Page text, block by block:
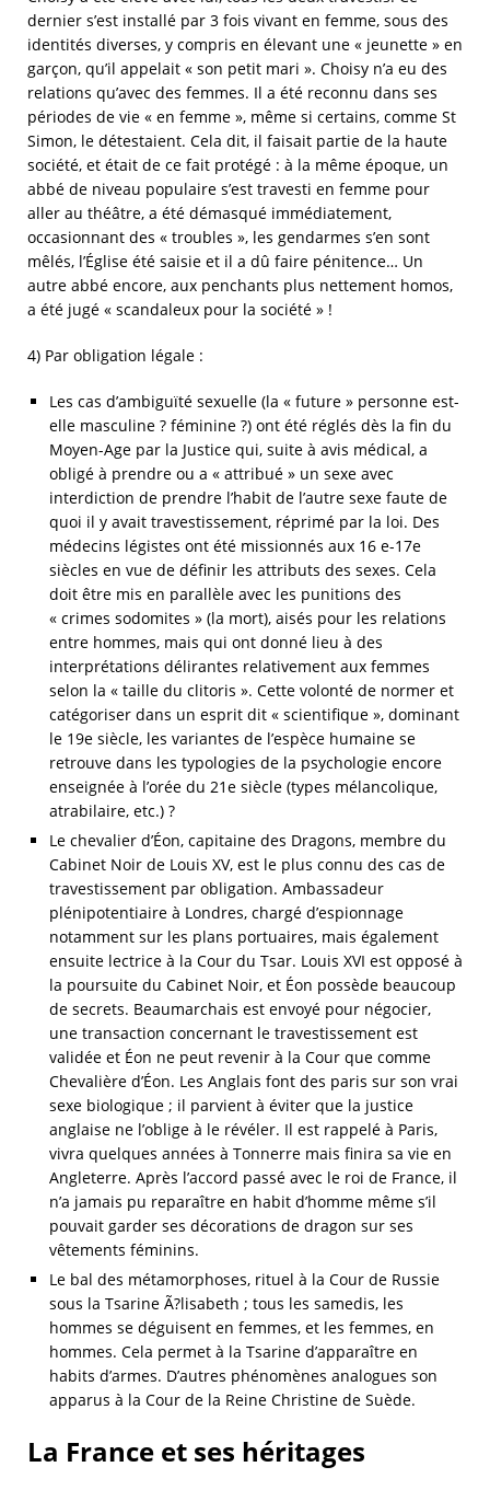
dernier s’est installé par 3 fois vivant en femme, sous des
identités diverses, y compris en élevant une « jeunette » en
garçon, qu’il appelait « son petit mari ». Choisy n’a eu des
relations qu’avec des femmes. Il a été reconnu dans ses
périodes de vie « en femme », même si certains, comme St
Simon, le détestaient. Cela dit, il faisait partie de la haute
société, et était de ce fait protégé : à la même époque, un
abbé de niveau populaire s’est travesti en femme pour
aller au théâtre, a été démasqué immédiatement,
occasionnant des « troubles », les gendarmes s’en sont
mêlés, l’Église été saisie et il a dû faire pénitence… Un
autre abbé encore, aux penchants plus nettement homos,
a été jugé « scandaleux pour la société » !
4) Par obligation légale :
Les cas d’ambiguïté sexuelle (la « future » personne est-
elle masculine ? féminine ?) ont été réglés dès la fin du
Moyen-Age par la Justice qui, suite à avis médical, a
obligé à prendre ou a « attribué » un sexe avec
interdiction de prendre l’habit de l’autre sexe faute de
quoi il y avait travestissement, réprimé par la loi. Des
médecins légistes ont été missionnés aux 16 e-17e
siècles en vue de définir les attributs des sexes. Cela
doit être mis en parallèle avec les punitions des
« crimes sodomites » (la mort), aisés pour les relations
entre hommes, mais qui ont donné lieu à des
interprétations délirantes relativement aux femmes
selon la « taille du clitoris ». Cette volonté de normer et
catégoriser dans un esprit dit « scientifique », dominant
le 19e siècle, les variantes de l’espèce humaine se
retrouve dans les typologies de la psychologie encore
enseignée à l’orée du 21e siècle (types mélancolique,
atrabilaire, etc.) ?
Le chevalier d’Éon, capitaine des Dragons, membre du
Cabinet Noir de Louis XV, est le plus connu des cas de
travestissement par obligation. Ambassadeur
plénipotentiaire à Londres, chargé d’espionnage
notamment sur les plans portuaires, mais également
ensuite lectrice à la Cour du Tsar. Louis XVI est opposé à
la poursuite du Cabinet Noir, et Éon possède beaucoup
de secrets. Beaumarchais est envoyé pour négocier,
une transaction concernant le travestissement est
validée et Éon ne peut revenir à la Cour que comme
Chevalière d’Éon. Les Anglais font des paris sur son vrai
sexe biologique ; il parvient à éviter que la justice
anglaise ne l’oblige à le révéler. Il est rappelé à Paris,
vivra quelques années à Tonnerre mais finira sa vie en
Angleterre. Après l’accord passé avec le roi de France, il
n’a jamais pu reparaître en habit d’homme même s’il
pouvait garder ses décorations de dragon sur ses
vêtements féminins.
Le bal des métamorphoses, rituel à la Cour de Russie
sous la Tsarine Ã?lisabeth ; tous les samedis, les
hommes se déguisent en femmes, et les femmes, en
hommes. Cela permet à la Tsarine d’apparaître en
habits d’armes. D’autres phénomènes analogues son
apparus à la Cour de la Reine Christine de Suède.
La France et ses héritages